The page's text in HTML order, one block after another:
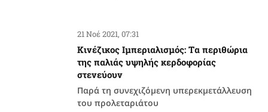
21 Νοέ 2021, 07:31
Κινέζικος Ιμπεριαλισμός: Tα περιθώρια
της παλιάς υψηλής κερδοφορίας
στενεύουν
Παρά τη συνεχιζόμενη υπερεκμετάλλευση
του προλεταριάτου